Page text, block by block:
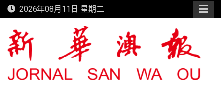
Skip
to
content
2026年08月11日 星期二